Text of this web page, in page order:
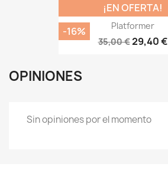
Platformer
35,00 €29,40 €
¡EN OFERTA!
-16%
OPINIONES
Sin opiniones por el momento